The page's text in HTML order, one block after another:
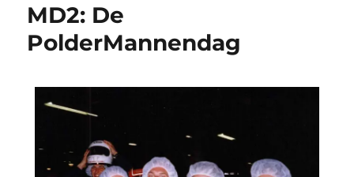
MD2: De
PolderMannendag